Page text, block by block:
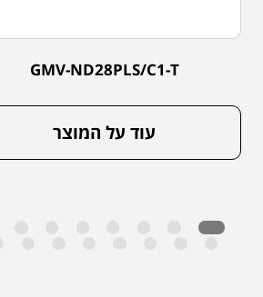
GMV-ND28PLS/C1-T
עוד על המוצר